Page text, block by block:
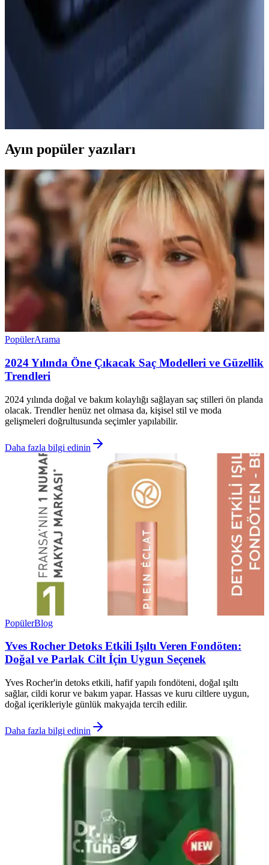
Yumurtası formundaki süngerin tasarım farklarını, yumuşaklık
düzeylerini, uygulama yeteneklerini ve saklama kriterlerini ayrıntılı
Güzel Tokalar: Kültürel ve Moda Uyumu Üzerine
Tokalar, kültürel anlamlar ve moda trendleriyle kişisel ifadeyi
güçlendirir, çeşitli malzeme ve tarzlarıyla modern dünyada önemli
Ayın popüler yazıları
PopülerArama
2024 Yılında Öne Çıkacak Saç Modelleri ve Güzellik
Trendleri
2024 yılında doğal ve bakım kolaylığı sağlayan saç stilleri ön planda
olacak. Trendler henüz net olmasa da, kişisel stil ve moda
gelişmeleri doğrultusunda seçimler yapılabilir.
Daha fazla bilgi edinin
PopülerBlog
Yves Rocher Detoks Etkili Işıltı Veren Fondöten:
Doğal ve Parlak Cilt İçin Uygun Seçenek
Yves Rocher'in detoks etkili, hafif yapılı fondöteni, doğal ışıltı
sağlar, cildi korur ve bakım yapar. Hassas ve kuru ciltlere uygun,
doğal içerikleriyle günlük makyajda tercih edilir.
Daha fazla bilgi edinin